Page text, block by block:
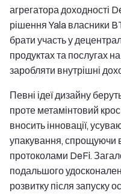
агрегатора доходності
рішення Yala власники
брати участь у
продуктах та послугах
заробляти внутрішні
Певні ідеї дизайну
проте метамінтовий
вносить інновації,
упакування, спрощуючи
протоколами DeFi.
подальшого
розвитку після запуску